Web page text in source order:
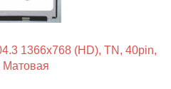
1366x768 (HD), TN, 40pin,
Матовая